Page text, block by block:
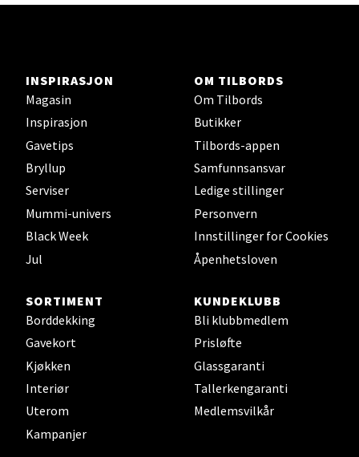
INSPIRASJON
Magasin
Inspirasjon
Gavetips
Bryllup
Serviser
Mummi-univers
Black Week
Jul
OM TILBORDS
Om Tilbords
Butikker
Tilbords-appen
Samfunnsansvar
Ledige stillinger
Personvern
Innstillinger for Cookies
Åpenhetsloven
SORTIMENT
Borddekking
Gavekort
Kjøkken
Interiør
Uterom
Kampanjer
KUNDEKLUBB
Bli klubbmedlem
Prisløfte
Glassgaranti
Tallerkengaranti
Medlemsvilkår
Åpent i dag 10-19
0 i butikk
Lillehammer - Strandtorget
Strandtorget, 2609 Lillehammer
Strømmen - Thon Senter Strømmen